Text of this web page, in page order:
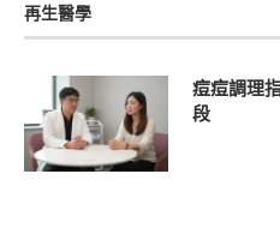
再生醫學
痘痘調理
段